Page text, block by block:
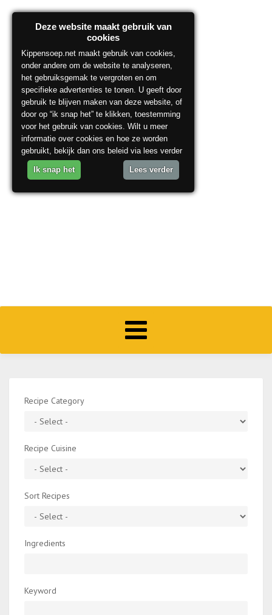
Toggle
navigation
Recipe Category
Recipe Cuisine
Sort Recipes
Ingredients
Keyword
Deze website maakt gebruik van
cookies
Kippensoep.net maakt gebruik van cookies,
onder andere om de website te analyseren,
het gebruiksgemak te vergroten en om
specifieke advertenties te tonen. U geeft door
gebruik te blijven maken van deze website, of
door op “ik snap het” te klikken, toestemming
voor het gebruik van cookies. Wilt u meer
informatie over cookies en hoe ze worden
gebruikt, bekijk dan ons beleid via lees verder
Ik snap het Lees verder